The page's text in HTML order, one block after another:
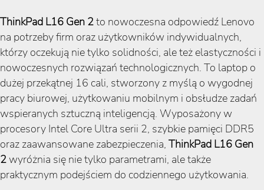
ThinkPad L16 Gen 2to nowoczesna odpowiedź Lenovo
na potrzeby firm oraz użytkowników indywidualnych,
którzy oczekują nie tylko solidności, ale też elastyczności i
nowoczesnych rozwiązań technologicznych. To laptop o
dużej przekątnej 16 cali, stworzony z myślą o wygodnej
pracy biurowej, użytkowaniu mobilnym i obsłudze zadań
wspieranych sztuczną inteligencją. Wyposażony w
procesory Intel Core Ultra serii 2, szybkie pamięci DDR5
oraz zaawansowane zabezpieczenia, ThinkPad L16 Gen
2wyróżnia się nie tylko parametrami, ale także
praktycznym podejściem do codziennego użytkowania.